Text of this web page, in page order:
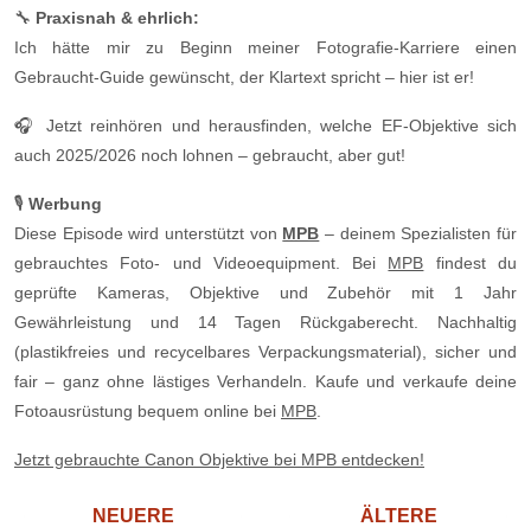
🔧 Praxisnah & ehrlich:
Ich hätte mir zu Beginn meiner Fotografie-Karriere einen
Gebraucht-Guide gewünscht, der Klartext spricht – hier ist er!
🎧 Jetzt reinhören und herausfinden, welche EF-Objektive sich
auch 2025/2026 noch lohnen – gebraucht, aber gut!
🎙️ Werbung
Diese Episode wird unterstützt von MPB – deinem Spezialisten für
gebrauchtes Foto- und Videoequipment. Bei MPB findest du
geprüfte Kameras, Objektive und Zubehör mit 1 Jahr
Gewährleistung und 14 Tagen Rückgaberecht. Nachhaltig
(plastikfreies und recycelbares Verpackungsmaterial), sicher und
fair – ganz ohne lästiges Verhandeln. Kaufe und verkaufe deine
Fotoausrüstung bequem online bei MPB.
Jetzt gebrauchte Canon Objektive bei MPB entdecken!
NEUERE
ÄLTERE